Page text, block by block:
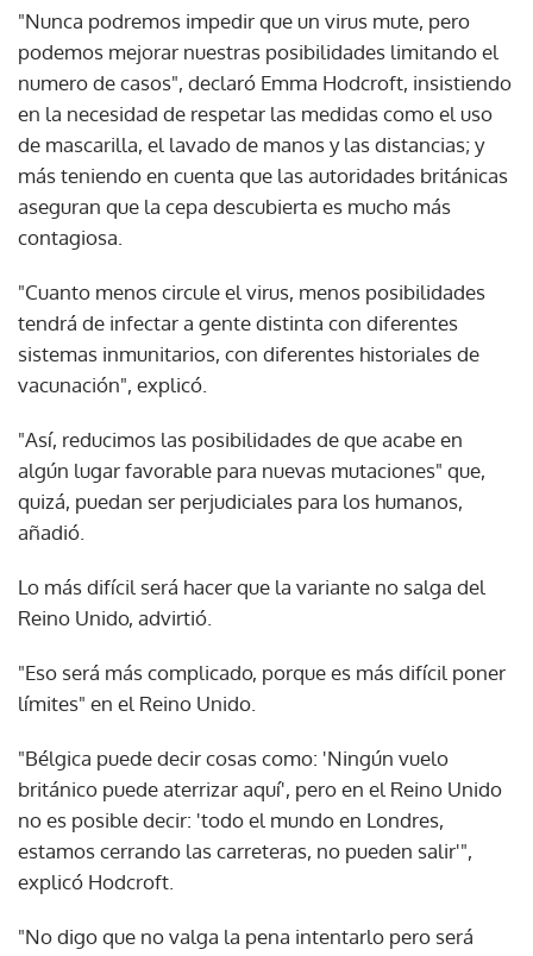
"Nunca podremos impedir que un virus mute, pero
podemos mejorar nuestras posibilidades limitando el
numero de casos", declaró Emma Hodcroft, insistiendo
en la necesidad de respetar las medidas como el uso
de mascarilla, el lavado de manos y las distancias; y
más teniendo en cuenta que las autoridades británicas
aseguran que la cepa descubierta es mucho más
contagiosa.
"Cuanto menos circule el virus, menos posibilidades
tendrá de infectar a gente distinta con diferentes
sistemas inmunitarios, con diferentes historiales de
vacunación", explicó.
"Así, reducimos las posibilidades de que acabe en
algún lugar favorable para nuevas mutaciones" que,
quizá, puedan ser perjudiciales para los humanos,
añadió.
Lo más difícil será hacer que la variante no salga del
Reino Unido, advirtió.
"Eso será más complicado, porque es más difícil poner
límites" en el Reino Unido.
"Bélgica puede decir cosas como: 'Ningún vuelo
británico puede aterrizar aquí', pero en el Reino Unido
no es posible decir: 'todo el mundo en Londres,
estamos cerrando las carreteras, no pueden salir'",
explicó Hodcroft.
"No digo que no valga la pena intentarlo pero será